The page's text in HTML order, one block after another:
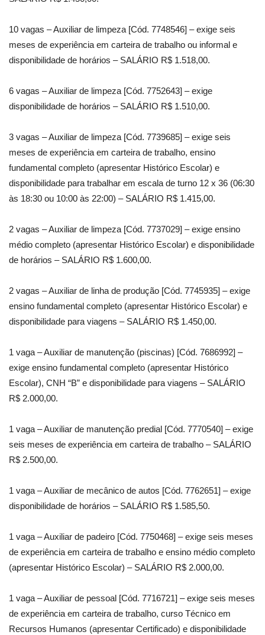
10 vagas – Auxiliar de limpeza [Cód. 7748546] – exige seis
meses de experiência em carteira de trabalho ou informal e
disponibilidade de horários – SALÁRIO R$ 1.518,00.
6 vagas – Auxiliar de limpeza [Cód. 7752643] – exige
disponibilidade de horários – SALÁRIO R$ 1.510,00.
3 vagas – Auxiliar de limpeza [Cód. 7739685] – exige seis
meses de experiência em carteira de trabalho, ensino
fundamental completo (apresentar Histórico Escolar) e
disponibilidade para trabalhar em escala de turno 12 x 36 (06:30
às 18:30 ou 10:00 às 22:00) – SALÁRIO R$ 1.415,00.
2 vagas – Auxiliar de limpeza [Cód. 7737029] – exige ensino
médio completo (apresentar Histórico Escolar) e disponibilidade
de horários – SALÁRIO R$ 1.600,00.
2 vagas – Auxiliar de linha de produção [Cód. 7745935] – exige
ensino fundamental completo (apresentar Histórico Escolar) e
disponibilidade para viagens – SALÁRIO R$ 1.450,00.
1 vaga – Auxiliar de manutenção (piscinas) [Cód. 7686992] –
exige ensino fundamental completo (apresentar Histórico
Escolar), CNH “B” e disponibilidade para viagens – SALÁRIO
R$ 2.000,00.
1 vaga – Auxiliar de manutenção predial [Cód. 7770540] – exige
seis meses de experiência em carteira de trabalho – SALÁRIO
R$ 2.500,00.
1 vaga – Auxiliar de mecânico de autos [Cód. 7762651] – exige
disponibilidade de horários – SALÁRIO R$ 1.585,50.
1 vaga – Auxiliar de padeiro [Cód. 7750468] – exige seis meses
de experiência em carteira de trabalho e ensino médio completo
(apresentar Histórico Escolar) – SALÁRIO R$ 2.000,00.
1 vaga – Auxiliar de pessoal [Cód. 7716721] – exige seis meses
de experiência em carteira de trabalho, curso Técnico em
Recursos Humanos (apresentar Certificado) e disponibilidade